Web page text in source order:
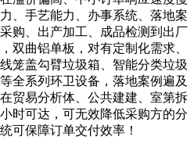
、手艺能力、办事系统、落地案
购、出产加工、成品检测到出厂
双曲铝单板，对有定制化需求、
笼盖勾臂垃圾箱、智能分类垃圾
全系列环卫设备，落地案例遍及
贸易分析体、公共建建、室第拆
时可达，可无效降低采购方的分
可保障订单交付效率！